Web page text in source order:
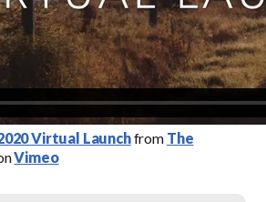
Virtual Launchfrom The
Vimeo